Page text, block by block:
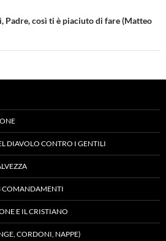
Padre, così ti è piaciuto di fare (Matteo
DIAVOLO CONTRO I GENTILI
COMANDAMENTI
E IL CRISTIANO
CORDONI, NAPPE)